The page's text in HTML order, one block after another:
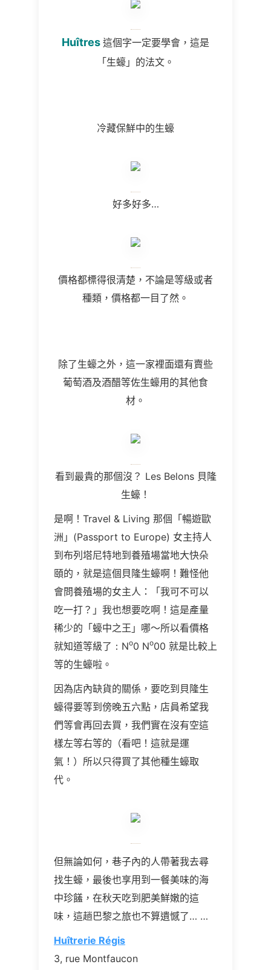
Huîtres 這個字一定要學會，這是
「生蠔」的法文。
冷藏保鮮中的生蠔
好多好多…
價格都標得很清楚，不論是等級或者
種類，價格都一目了然。
除了生蠔之外，這一家裡面還有賣些
葡萄酒及酒醋等佐生蠔用的其他食
材。
看到最貴的那個沒？ Les Belons 貝隆
生蠔！
是啊！ Travel & Living 那個「暢遊歐
洲」 (Passport to Europe) 女主持人
到布列塔尼特地到養殖場當地大快朵
頤的，就是這個貝隆生蠔啊！難怪他
會問養殖場的女主人：「我可不可以
吃一打？」我也想要吃啊！這是產量
稀少的「蠔中之王」哪～所以看價格
就知道等級了 ：No0 No00 就是比較上
等的生蠔啦。
因為店內缺貨的關係，要吃到貝隆生
蠔得要等到傍晚五六點，店員希望我
們等會再回去買，我們實在沒有空這
樣左等右等的（看吧！這就是運
氣！）所以只得買了其他種生蠔取
代。
但無論如何，巷子內的人帶著我去尋
找生蠔，最後也享用到一餐美味的海
中珍饈，在秋天吃到肥美鮮嫩的這
味，這趟巴黎之旅也不算遺憾了… …
Huîtrerie Régis
3, rue Montfaucon